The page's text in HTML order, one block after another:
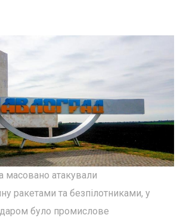
масовано атакували
ракетами та безпілотниками, у
було промислове